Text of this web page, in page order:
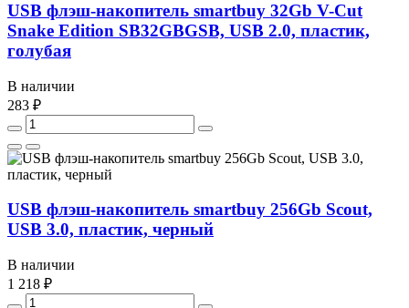
USB флэш-накопитель smartbuy 32Gb V-Cut
Snake Edition SB32GBGSB, USB 2.0, пластик,
голубая
В наличии
283 ₽
USB флэш-накопитель smartbuy 256Gb Scout,
USB 3.0, пластик, черный
В наличии
1 218 ₽